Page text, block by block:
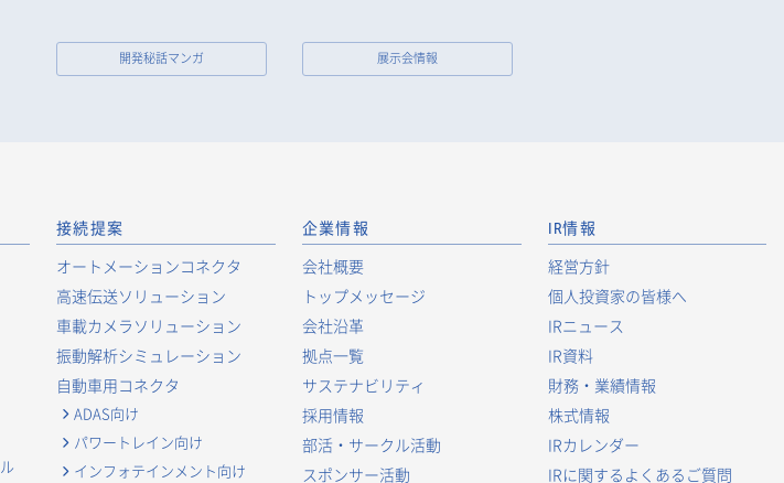
開発秘話マンガ 展示会情報
接続提案
オートメーションコネクタ
高速伝送ソリューション
車載カメラソリューション
振動解析シミュレーション
自動車用コネクタ
ADAS向け
パワートレイン向け
インフォテインメント向け
企業情報
会社概要
トップメッセージ
会社沿革
拠点一覧
サステナビリティ
採用情報
部活・サークル活動
スポンサー活動
IR情報
経営方針
個人投資家の皆様へ
IRニュース
IR資料
財務・業績情報
株式情報
IRカレンダー
IRに関するよくあるご質問